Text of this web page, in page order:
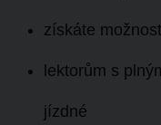
získáte
lektorům s
jízdné